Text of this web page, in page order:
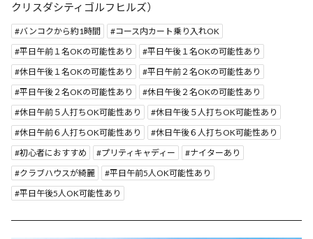
クリスダシティゴルフヒルズ）
バンコクから約1時間
コース内カート乗り入れOK
平日午前１名OKの可能性あり
平日午後１名OKの可能性あり
休日午後１名OKの可能性あり
平日午前２名OKの可能性あり
平日午後２名OKの可能性あり
休日午後２名OKの可能性あり
休日午前５人打ちOK可能性あり
休日午後５人打ちOK可能性あり
休日午前６人打ちOK可能性あり
休日午後６人打ちOK可能性あり
初心者におすすめ
プリティキャディー
ナイターあり
クラブハウスが綺麗
平日午前5人OK可能性あり
平日午後5人OK可能性あり